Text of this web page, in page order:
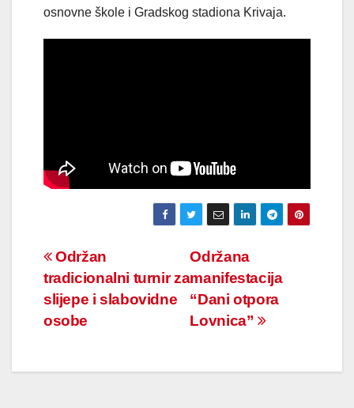
osnovne škole i Gradskog stadiona Krivaja.
Navigacija
članaka
Održana
manifestacija
“Dani otpora
Lovnica”
Održan
tradicionalni turnir za
slijepe i slabovidne
osobe